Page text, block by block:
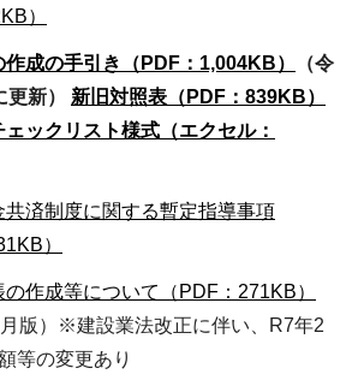
）
成の手引き（PDF：1,004KB）
（令
新）
新旧対照表（PDF：839KB）
ックリスト様式（エクセル：
共済制度に関する暫定指導事項
）
作成等について（PDF：271KB）
月版）※建設業法改正に伴い、R7年2
等の変更あり